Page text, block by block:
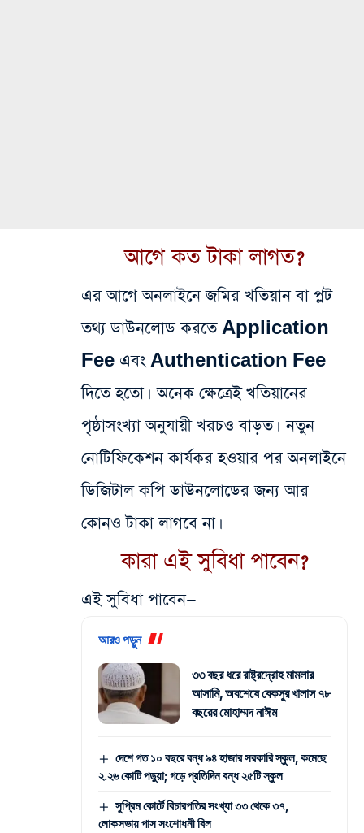
আগে কত টাকা লাগত?
এর আগে অনলাইনে জমির খতিয়ান বা প্লট
তথ্য ডাউনলোড করতে Application
Fee এবং Authentication Fee
দিতে হতো। অনেক ক্ষেত্রেই খতিয়ানের
পৃষ্ঠাসংখ্যা অনুযায়ী খরচও বাড়ত। নতুন
নোটিফিকেশন কার্যকর হওয়ার পর অনলাইনে
ডিজিটাল কপি ডাউনলোডের জন্য আর
কোনও টাকা লাগবে না।
কারা এই সুবিধা পাবেন?
এই সুবিধা পাবেন—
আরও পড়ুন
৩৩ বছর ধরে রাষ্ট্রদ্রোহ মামলার
আসামি, অবশেষে বেকসুর খালাস ৭৮
বছরের মোহাম্মদ নাঈম
দেশে গত ১০ বছরে বন্ধ ৯৪ হাজার সরকারি স্কুল, কমেছে
২.২৬ কোটি পড়ুয়া; গড়ে প্রতিদিন বন্ধ ২৫টি স্কুল
সুপ্রিম কোর্টে বিচারপতির সংখ্যা ৩৩ থেকে ৩৭,
লোকসভায় পাস সংশোধনী বিল